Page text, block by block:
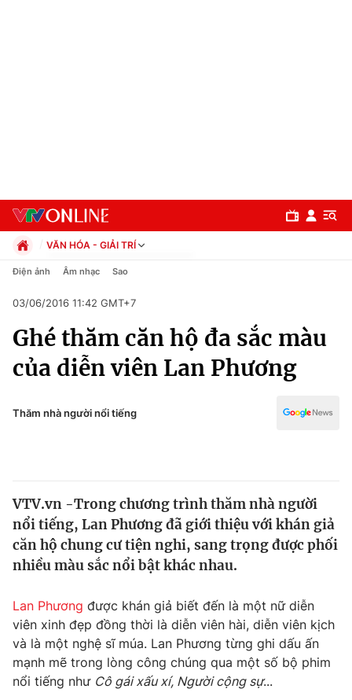
Chuyên mục
Chính trị
Thế giới
Tin tức
Thế giới đó đây
Câu chuyện quốc tế
Tài chính
Thị trường
Góc doanh nghiệp
Dữ liệu và đời sống
Truyền hình
VĂN HÓA - GIẢI TRÍ
Chính trị
Pháp luật
Kinh tế
Thể thao
Truyền hình
Y tế
Điện ảnh Âm nhạc Sao
03/06/2016 11:42 GMT+7
Ghé thăm căn hộ đa sắc màu
của diễn viên Lan Phương
Thăm nhà người nổi tiếng
VTV.vn -Trong chương trình thăm nhà người
nổi tiếng, Lan Phương đã giới thiệu với khán giả
căn hộ chung cư tiện nghi, sang trọng được phối
nhiều màu sắc nổi bật khác nhau.
Lan Phương được khán giả biết đến là một nữ diễn
viên xinh đẹp đồng thời là diễn viên hài, diễn viên kịch
và là một nghệ sĩ múa. Lan Phương từng ghi dấu ấn
mạnh mẽ trong lòng công chúng qua một số bộ phim
nổi tiếng như Cô gái xấu xí, Người cộng sự...